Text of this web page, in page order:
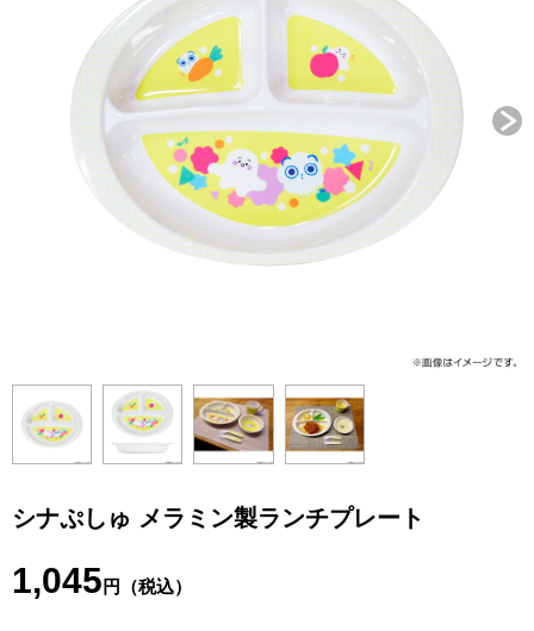
シナぷしゅ メラミン製ランチプレート
1,045 円（税込）